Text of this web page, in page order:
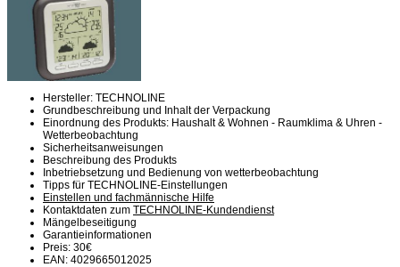
Hersteller: TECHNOLINE
Grundbeschreibung und Inhalt der Verpackung
Einordnung des Produkts: Haushalt & Wohnen - Raumklima & Uhren -
Wetterbeobachtung
Sicherheitsanweisungen
Beschreibung des Produkts
Inbetriebsetzung und Bedienung von wetterbeobachtung
Tipps für TECHNOLINE-Einstellungen
Einstellen und fachmännische Hilfe
Kontaktdaten zum TECHNOLINE-Kundendienst
Mängelbeseitigung
Garantieinformationen
Preis: 30€
EAN: 4029665012025